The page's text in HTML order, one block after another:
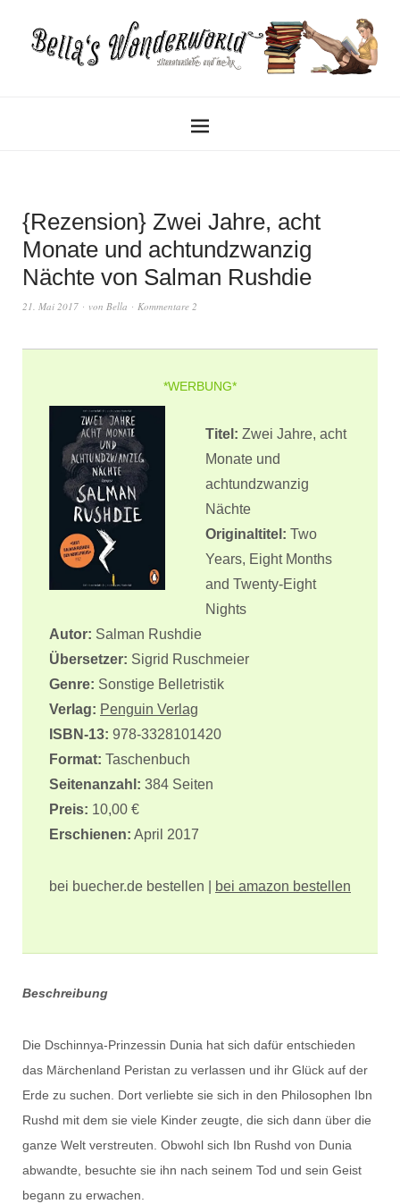
{Rezension} Zwei Jahre, acht
Monate und achtundzwanzig
Nächte von Salman Rushdie
21. Mai 2017 von Bella Kommentare 2
*WERBUNG*
Titel: Zwei Jahre, acht
Monate und
achtundzwanzig
Nächte
Originaltitel: Two
Years, Eight Months
and Twenty-Eight
Nights
Autor: Salman Rushdie
Übersetzer: Sigrid Ruschmeier
Genre: Sonstige Belletristik
Verlag: Penguin Verlag
ISBN-13: 978-3328101420
Format: Taschenbuch
Seitenanzahl: 384 Seiten
Preis: 10,00 €
Erschienen: April 2017
bei buecher.de bestellen | bei amazon bestellen
Beschreibung
Die Dschinnya-Prinzessin Dunia hat sich dafür entschieden
das Märchenland Peristan zu verlassen und ihr Glück auf der
Erde zu suchen. Dort verliebte sie sich in den Philosophen Ibn
Rushd mit dem sie viele Kinder zeugte, die sich dann über die
ganze Welt verstreuten. Obwohl sich Ibn Rushd von Dunia
abwandte, besuchte sie ihn nach seinem Tod und sein Geist
begann zu erwachen.